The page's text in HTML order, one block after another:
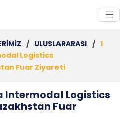
/ ULUSLARARASI / 1
Logistics
Fuar Ziyareti
Intermodal Logistics
Fuar